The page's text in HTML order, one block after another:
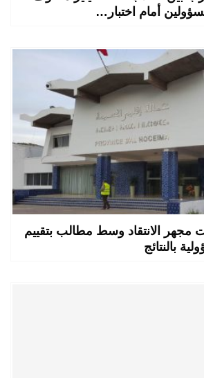
أمام اختبار…
مجهر الانتقاد وسط مطالب بتقييم
بالنتائج